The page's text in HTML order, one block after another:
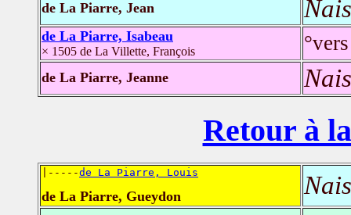
de La Piarre, Jean
de La Piarre, Isabeau
× 1505 de La Villette, François
de La Piarre, Jeanne
Retour à
|-----de La Piarre, Louis
de La Piarre, Gueydon